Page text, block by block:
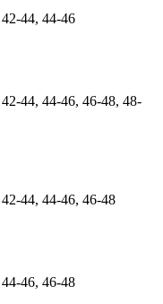
44, 44-46
44, 44-46, 46-48, 48-
44, 44-46, 46-48
46, 46-48